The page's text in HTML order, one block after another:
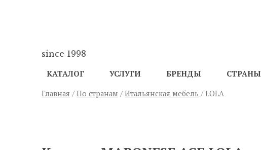
since 1998
КАТАЛОГ УСЛУГИ БРЕНДЫ СТРАНЫ
Главная /По странам /Итальянская мебель / LOLA